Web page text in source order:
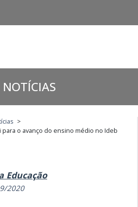
NOTÍCIAS
>
o avanço do ensino médio no Ideb
Educação
2020